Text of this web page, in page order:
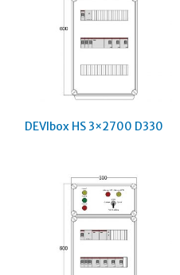
DEVIbox HS 3×2700 D330